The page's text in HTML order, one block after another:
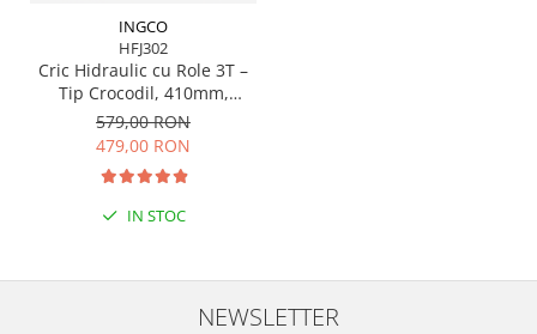
INGCO
HFJ302
Cric Hidraulic cu Role 3T –
Tip Crocodil, 410mm,
INGCO
579,00 RON
479,00 RON
IN STOC
NEWSLETTER